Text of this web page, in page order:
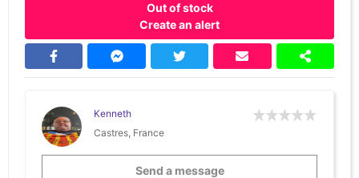
Out of stock
Create an alert
Kenneth
Castres, France
Send a message